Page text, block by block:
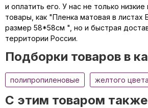
и оплатить его. У нас не только
товары, как "Пленка матовая в листах
размер 58*58см ", но и быстрая
территории России.
Подборки товаров в
полипропиленовые желтого цвета
C этим товаром также